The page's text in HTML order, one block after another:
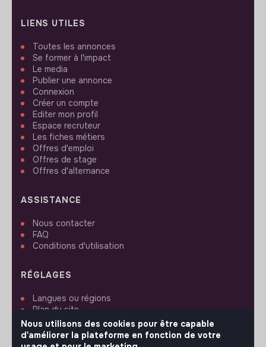
LIENS UTILES
Toutes les annonces
Se former à l'impact
Le media
Publier une annonce
Connexion
Créer un compte
Editer mon profil
Espace recruteur
Les fiches métiers
Offres d'emploi
Offres de stage
Offres d'alternance
ASSISTANCE
Nous contacter
FAQ
Conditions d'utilisation
RÉGLAGES
Langues ou régions
Plan du site
Paramètres des cookies
Nous utilisons des cookies pour être capable
d'améliorer la plateforme en fonction de votre